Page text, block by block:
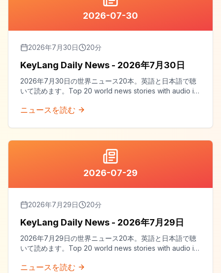
2026-07-30
2026年7月30日 20分
KeyLang Daily News - 2026年7月30日
2026年7月30日の世界ニュース20本。英語と日本語で聴
いて読めます。Top 20 world news stories with audio in
ニュースを読む
2026-07-29
2026年7月29日 20分
KeyLang Daily News - 2026年7月29日
2026年7月29日の世界ニュース20本。英語と日本語で聴
いて読めます。Top 20 world news stories with audio in
ニュースを読む